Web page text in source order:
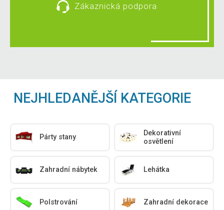
Zákaznická podpora
NEJHLEDANĚJŠÍ KATEGORIE
Párty stany
Dekorativní
osvětlení
Zahradní nábytek Lehátka
Polstrování Zahradní dekorace